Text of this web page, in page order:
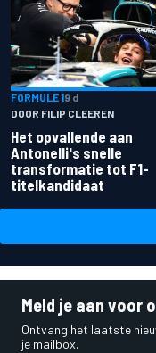
FORMULE 19 d
DOOR FILIP CLEEREN
Het opvallende aan
Antonelli's snelle
transformatie tot F1-
titelkandidaat
Meld je aan voor
Ontvang het laatste
je mailbox.